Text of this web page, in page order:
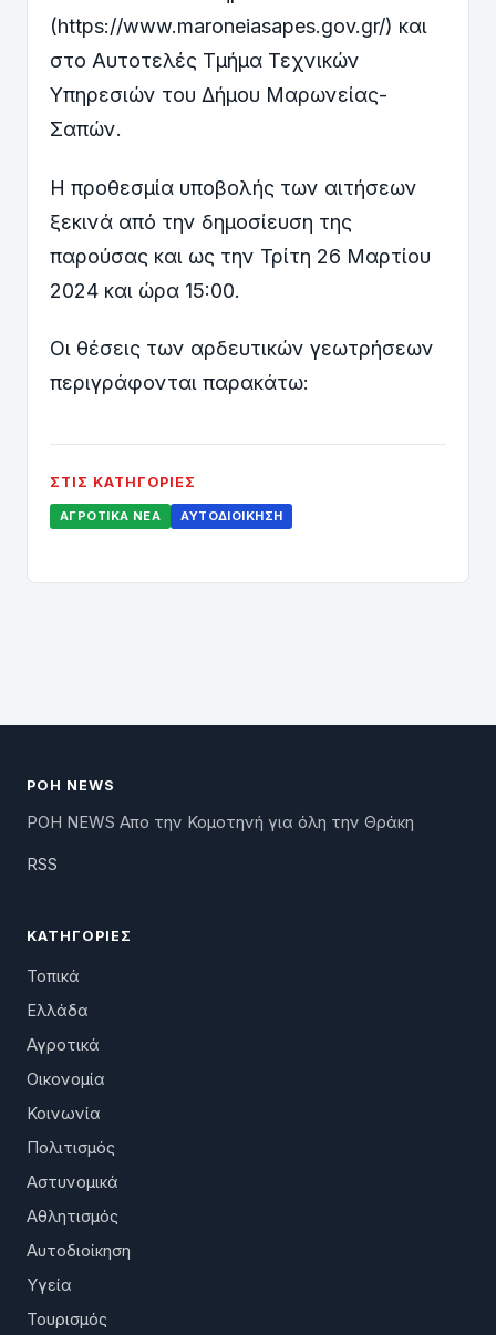
(https://www.maroneiasapes.gov.gr/) και
στο Αυτοτελές Τμήμα Τεχνικών
Υπηρεσιών του Δήμου Μαρωνείας-
Σαπών.
Η προθεσμία υποβολής των αιτήσεων
ξεκινά από την δημοσίευση της
παρούσας και ως την Τρίτη 26 Μαρτίου
2024 και ώρα 15:00.
Οι θέσεις των αρδευτικών γεωτρήσεων
περιγράφονται παρακάτω:
ΣΤΙΣ ΚΑΤΗΓΟΡΊΕΣ
ΑΓΡΟΤΙΚΆ ΝΈΑ ΑΥΤΟΔΙΟΊΚΗΣΗ
ΡΟΗ NEWS
ΡΟΗ NEWS Απο την Κομοτηνή για όλη την Θράκη
RSS
ΚΑΤΗΓΟΡΊΕΣ
Τοπικά
Ελλάδα
Αγροτικά
Οικονομία
Κοινωνία
Πολιτισμός
Αστυνομικά
Αθλητισμός
Αυτοδιοίκηση
Υγεία
Τουρισμός